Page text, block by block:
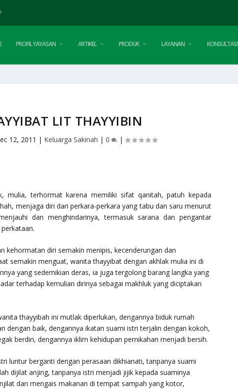
PROFIL YAYASAN ARTIKEL PRODUK LAYANAN KONSULTASI
LIT THAYYIBIN
12, 2011 | Keluarga Sakinah | 0 |
mulia, terhormat karena memiliki sifat qanitah, patuh kepada
menjaga diri dari perkara-perkara yang tabu dan saru menurut
dan menghindarinya, termasuk sarana dan pengantar
kehormatan diri semakin menipis, kecenderungan dan
semakin menguat, wanita thayyibat dengan akhlak mulia ini di
yang sedemikian deras, ia juga tergolong barang langka yang
terhadap kemulian dirinya sebagai makhluk yang diciptakan
thayyibah ini mutlak diperlukan, dengannya biduk rumah
dengan baik, dengannya ikatan suami istri terjalin dengan kokoh,
berdiri, dengannya iklim kehidupan pernikahan menjadi bersih.
luntur berganti dengan perasaan dikhianati, tanpanya suami
dijilat anjing, tanpanya istri menjadi jijik kepada suaminya
dan mengais makanan di tempat sampah yang kotor,